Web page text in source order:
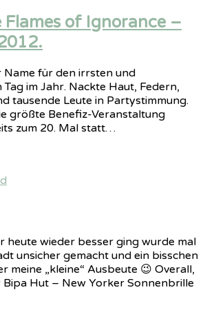
of Ignorance –
Name für den irrsten und
im Jahr. Nackte Haut, Federn,
tausende Leute in Partystimmung.
größte Benefiz-Veranstaltung
zum 20. Mal statt…
heute wieder besser ging wurde mal
unsicher gemacht und ein bisschen
meine „kleine“ Ausbeute 😉 Overall,
Bipa Hut – New Yorker Sonnenbrille